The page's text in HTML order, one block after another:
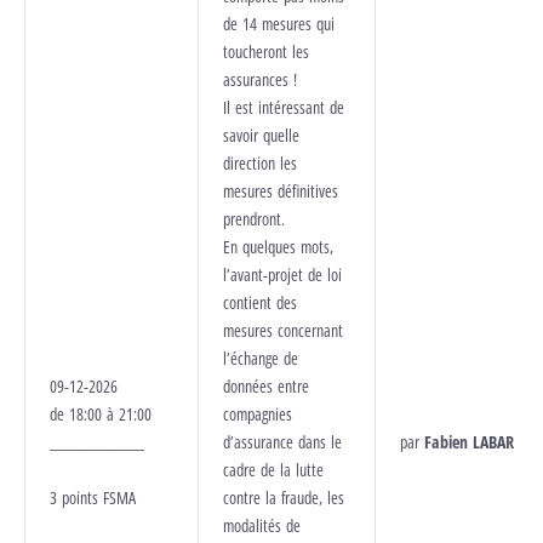
09-12-2026
de 18:00 à 21:00
3 points FSMA
de 14 mesures qui
toucheront les
assurances !
Il est intéressant de
savoir quelle
direction les
mesures définitives
prendront.
En quelques mots,
l’avant-projet de loi
contient des
mesures concernant
l’échange de
données entre
compagnies
d’assurance dans le
cadre de la lutte
contre la fraude, les
modalités de
par Fabien LABAR